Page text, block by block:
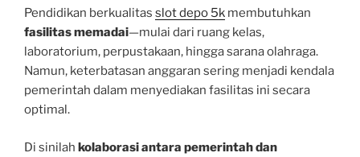
Pendidikan berkualitas slot depo 5k membutuhkan
fasilitas memadai—mulai dari ruang kelas,
laboratorium, perpustakaan, hingga sarana olahraga.
Namun, keterbatasan anggaran sering menjadi kendala
pemerintah dalam menyediakan fasilitas ini secara
optimal.
Di sinilah kolaborasi antara pemerintah dan